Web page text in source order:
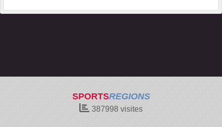
SPORTSREGIONS
387998 visites